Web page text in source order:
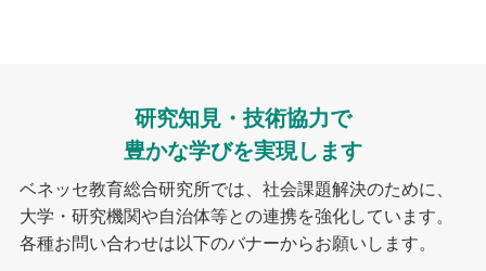
研究知見・技術協力で
豊かな学びを実現します
ベネッセ教育総合研究所では、社会課題解決のために、
大学・研究機関や自治体等との連携を強化しています。
各種お問い合わせは以下のバナーからお願いします。